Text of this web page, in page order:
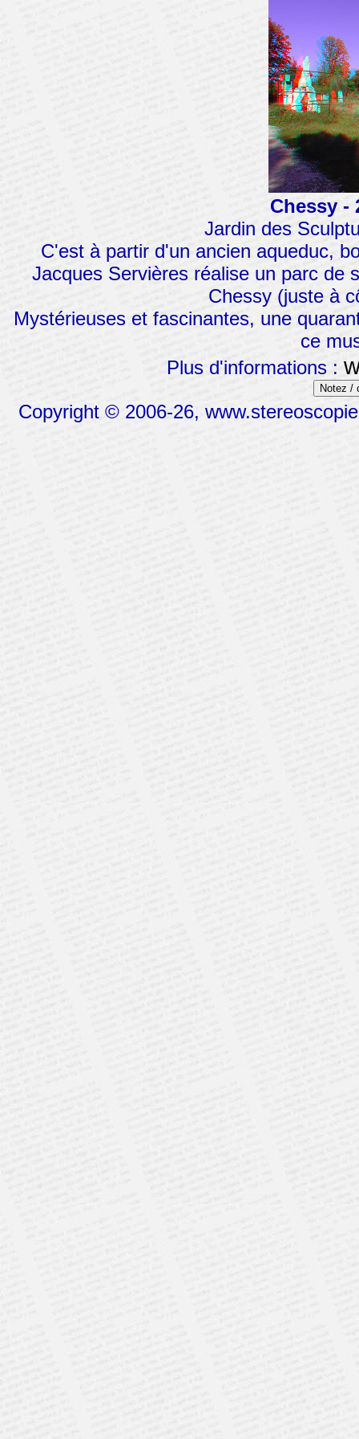
Chessy -
Jardin des
C'est à partir d'un ancien aqueduc,
Jacques Servières réalise un parc de
Chessy (juste à
Mystérieuses et fascinantes, une
ce
Plus d'informations :
Notez /
Copyright © 2006-26,